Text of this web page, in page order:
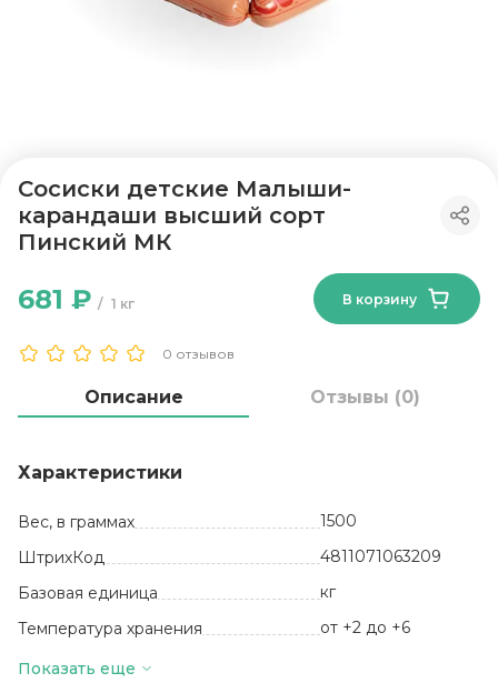
Сосиски детские Малыши-
карандаши высший сорт
Пинский МК
0 отзывов
1 кг
681 ₽ В корзину
Описание Отзывы (0)
Характеристики
Вес, в граммах
1500
ШтрихКод
4811071063209
Базовая единица
кг
Температура хранения
от +2 до +6
Вид упаковки
Показать еще